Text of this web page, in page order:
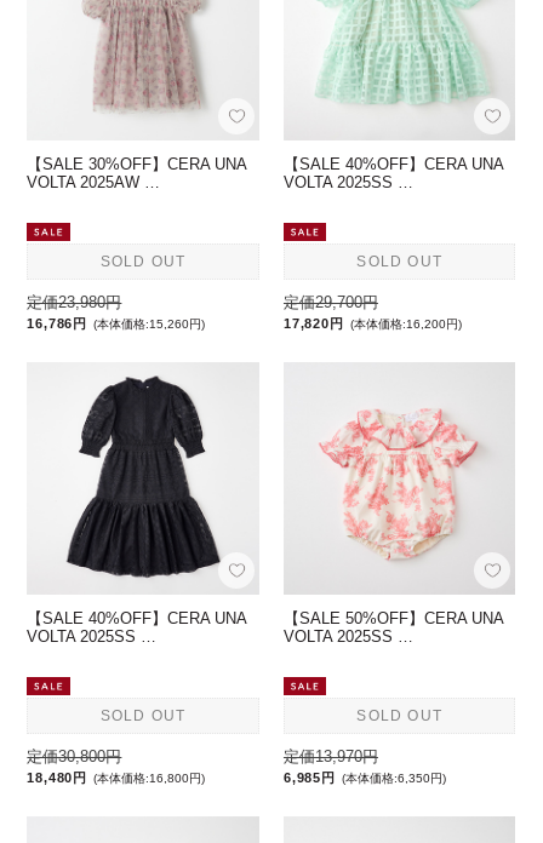
【SALE 30%OFF】CERA UNA
VOLTA 2025AW …
SOLD OUT
定価23,980円
16,786円 (本体価格:15,260円)
【SALE 40%OFF】CERA UNA
VOLTA 2025SS …
SOLD OUT
定価29,700円
17,820円 (本体価格:16,200円)
【SALE 40%OFF】CERA UNA
VOLTA 2025SS …
SOLD OUT
定価30,800円
18,480円 (本体価格:16,800円)
【SALE 50%OFF】CERA UNA
VOLTA 2025SS …
SOLD OUT
定価13,970円
6,985円 (本体価格:6,350円)